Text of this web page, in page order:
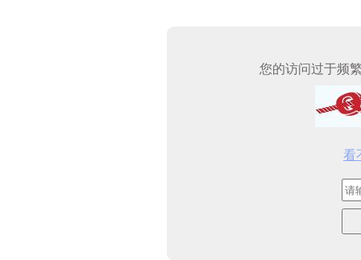
您的访问过于频
看